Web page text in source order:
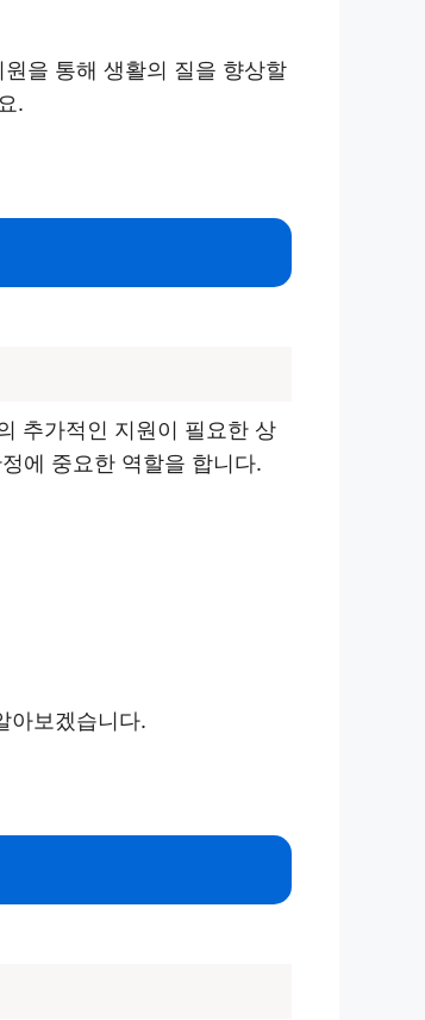
을 통해 생활의 질을 향상할
.
추가적인 지원이 필요한 상
에 중요한 역할을 합니다.
아보겠습니다.